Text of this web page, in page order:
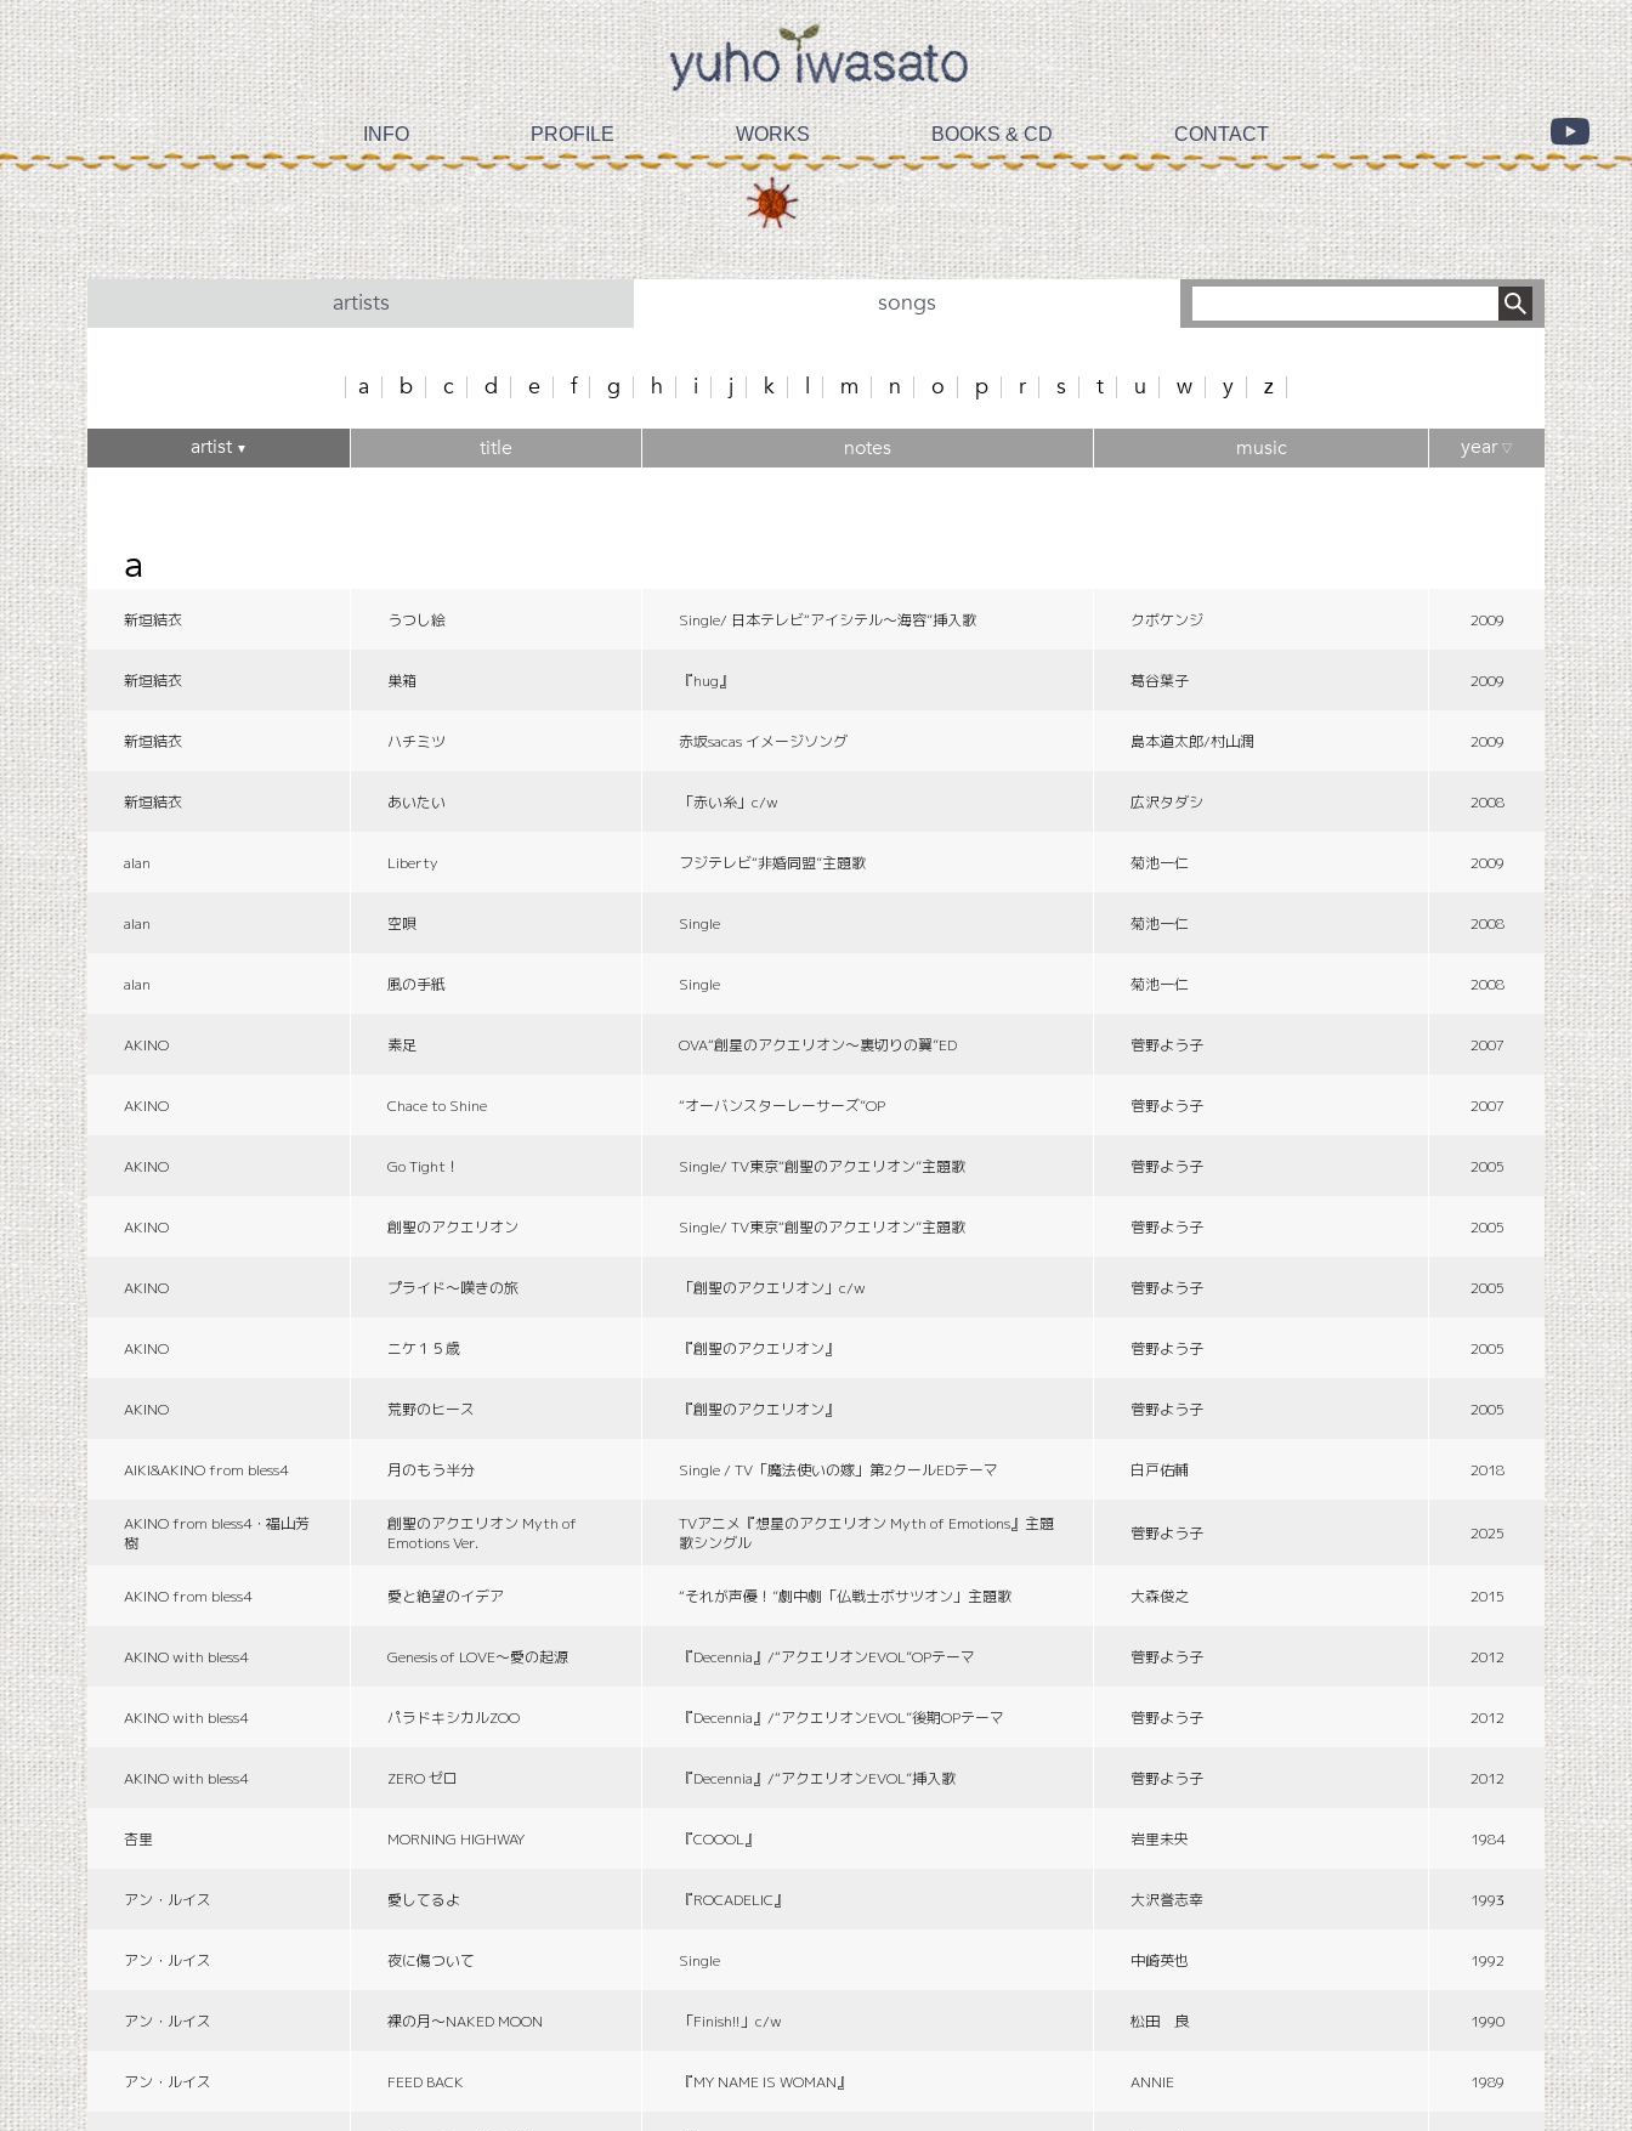
INFO PROFILE WORKS BOOKS & CD CONTACT
artists songs
a b c d e f g h i j k l m n o p r s t u w y z
artist▼ title notes music year▽
a
新垣結衣 うつし絵 Single/ 日本テレビ“アイシテル〜海容”挿入歌 クボケンジ 2009
新垣結衣 巣箱 『hug』 葛谷葉子 2009
新垣結衣 ハチミツ 赤坂sacas イメージソング 島本道太郎/村山潤 2009
新垣結衣 あいたい 「赤い糸」c/w 広沢タダシ 2008
alan Liberty フジテレビ“非婚同盟”主題歌 菊池一仁 2009
alan 空唄 Single 菊池一仁 2008
alan 風の手紙 Single 菊池一仁 2008
AKINO 素足 OVA“創星のアクエリオン〜裏切りの翼”ED 菅野よう子 2007
AKINO Chace to Shine “オーバンスターレーサーズ”OP 菅野よう子 2007
AKINO Go Tight！ Single/ TV東京“創聖のアクエリオン”主題歌 菅野よう子 2005
AKINO 創聖のアクエリオン Single/ TV東京“創聖のアクエリオン”主題歌 菅野よう子 2005
AKINO プライド〜嘆きの旅 「創聖のアクエリオン」c/w 菅野よう子 2005
AKINO ニケ１５歳 『創聖のアクエリオン』 菅野よう子 2005
AKINO 荒野のヒース 『創聖のアクエリオン』 菅野よう子 2005
AIKI&AKINO from bless4 月のもう半分 Single / TV「魔法使いの嫁」第2クールEDテーマ 白戸佑輔 2018
AKINO from bless4・福山芳
樹
創聖のアクエリオン Myth of
Emotions Ver.
TVアニメ『想星のアクエリオン Myth of Emotions』主題
歌シングル
菅野よう子 2025
AKINO from bless4 愛と絶望のイデア “それが声優！”劇中劇「仏戦士ボサツオン」主題歌 大森俊之 2015
AKINO with bless4 Genesis of LOVE〜愛の起源 『Decennia』/“アクエリオンEVOL”OPテーマ 菅野よう子 2012
AKINO with bless4 パラドキシカルZOO 『Decennia』/“アクエリオンEVOL”後期OPテーマ 菅野よう子 2012
AKINO with bless4 ZERO ゼロ 『Decennia』/“アクエリオンEVOL”挿入歌 菅野よう子 2012
杏里 MORNING HIGHWAY 『COOOL』 岩里未央 1984
アン・ルイス 愛してるよ 『ROCADELIC』 大沢誉志幸 1993
アン・ルイス 夜に傷ついて Single 中崎英也 1992
アン・ルイス 裸の月〜NAKED MOON 「Finish!!」c/w 松田 良 1990
アン・ルイス FEED BACK 『MY NAME IS WOMAN』 ANNIE 1989